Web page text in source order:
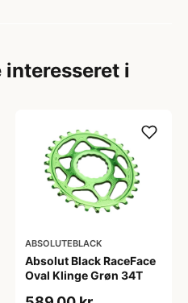
interesseret i
ABSOLUTEBLACK
Absolut Black RaceFace
Oval Klinge Grøn 34T